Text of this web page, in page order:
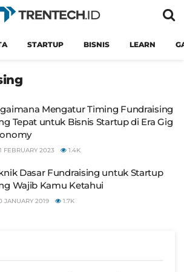
STARTUP BISNIS LEARN
Mengatur Timing Fundraising
Tepat untuk Bisnis Startup di Era Gig
FEBRUARY 2023 1.4K
Dasar Fundraising untuk Startup
Wajib Kamu Ketahui
JANUARY 2019 1.7K